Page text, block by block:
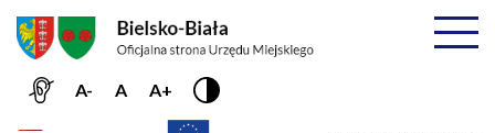
Przejdź do menu głównego
Przejdź do treści
Mapa serwisu
A- A A+